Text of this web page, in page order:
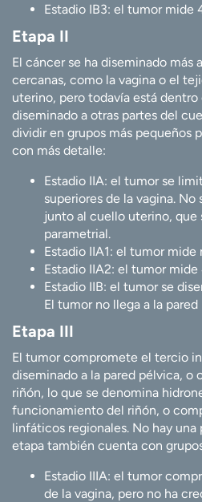
Estadio IB3: el tumor mide
Etapa II
El cáncer se ha diseminado más
cercanas, como la vagina o el
uterino, pero todavía está dentro
diseminado a otras partes del
dividir en grupos más pequeños
con más detalle:
Estadio IIA: el tumor se
superiores de la vagina.
junto al cuello uterino, que
parametrial.
Estadio IIA1: el tumor
Estadio IIA2: el tumor
Estadio IIB: el tumor se
El tumor no llega a la pared
Etapa III
El tumor compromete el tercio
diseminado a la pared pélvica, o
riñón, lo que se denomina
funcionamiento del riñón, o
linfáticos regionales. No hay una
etapa también cuenta con
Estadio IIIA: el tumor
de la vagina, pero no ha